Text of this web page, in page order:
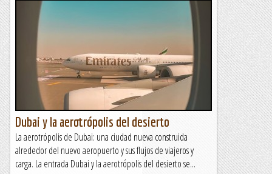
Dubai y la aerotrópolis del desierto
La aerotrópolis de Dubai: una ciudad nueva construida
alrededor del nuevo aeropuerto y sus flujos de viajeros y
carga. La entrada Dubai y la aerotrópolis del desierto se...